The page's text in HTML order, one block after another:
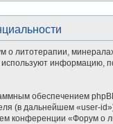
о литотерапии,
информацию,
обеспечением
(в дальнейшем «user-
конференции «Форум о